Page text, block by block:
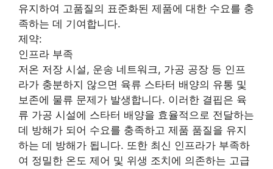
유지하여 고품질의 표준화된 제품에 대한 수요를 충
족하는 데 기여합니다.
제약:
인프라 부족
저온 저장 시설, 운송 네트워크, 가공 공장 등 인프
라가 충분하지 않으면 육류 스타터 배양의 유통 및
보존에 물류 문제가 발생합니다. 이러한 결핍은 육
류 가공 시설에 스타터 배양을 효율적으로 전달하는
데 방해가 되어 수요를 충족하고 제품 품질을 유지
하는 데 방해가 됩니다. 또한 최신 인프라가 부족하
여 정밀한 온도 제어 및 위생 조치에 의존하는 고급